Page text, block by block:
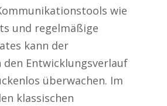
wie
und regelmäßige
kann der
den Entwicklungsverlauf
überwachen. Im
klassischen